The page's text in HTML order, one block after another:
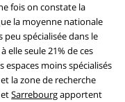
fois on constate la
la moyenne nationale
peu spécialisée dans le
elle seule 21% de ces
espaces moins spécialisés
la zone de recherche
etSarrebourgapportent